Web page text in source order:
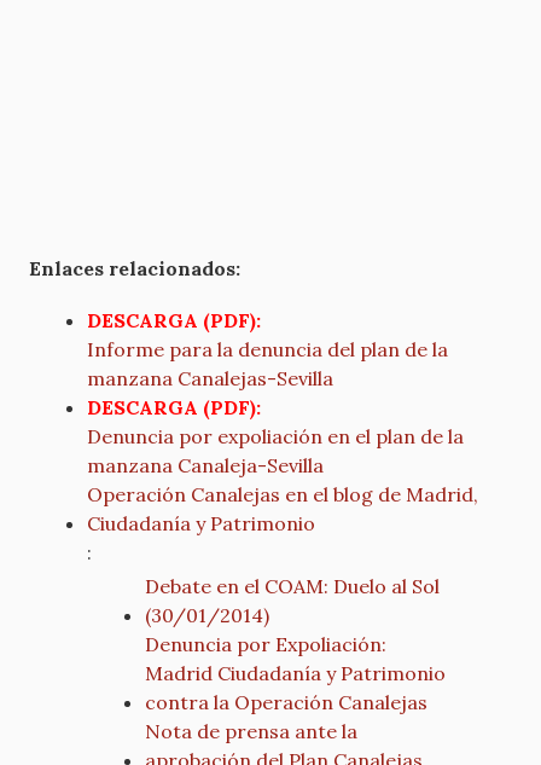
Enlaces relacionados:
DESCARGA (PDF):
Informe para la denuncia del plan de la
manzana Canalejas-Sevilla
DESCARGA (PDF):
Denuncia por expoliación en el plan de la
manzana Canaleja-Sevilla
Operación Canalejas en el blog de Madrid,
Ciudadanía y Patrimonio
:
Debate en el COAM: Duelo al Sol
(30/01/2014)
Denuncia por Expoliación:
Madrid Ciudadanía y Patrimonio
contra la Operación Canalejas
Nota de prensa ante la
aprobación del Plan Canalejas